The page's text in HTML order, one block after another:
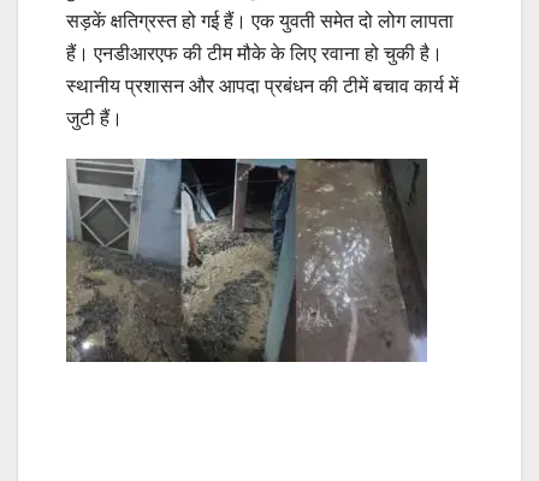
सड़कें क्षतिग्रस्त हो गई हैं। एक युवती समेत दो लोग लापता
हैं। एनडीआरएफ की टीम मौके के लिए रवाना हो चुकी है।
स्थानीय प्रशासन और आपदा प्रबंधन की टीमें बचाव कार्य में
जुटी हैं।